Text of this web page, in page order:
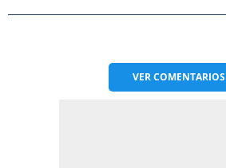
VERCOMENTARIOS